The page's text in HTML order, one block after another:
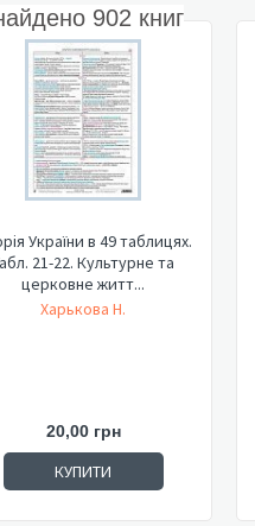
902 книг
України в 49 таблицях.
21-22. Культурне та
церковне житт...
Харькова Н.
20,00 грн
КУПИТИ